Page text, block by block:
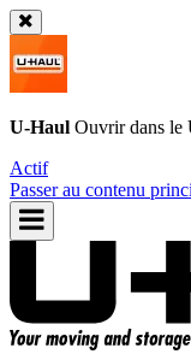
U-Haul Ouvrir dans le
Actif
Passer au contenu